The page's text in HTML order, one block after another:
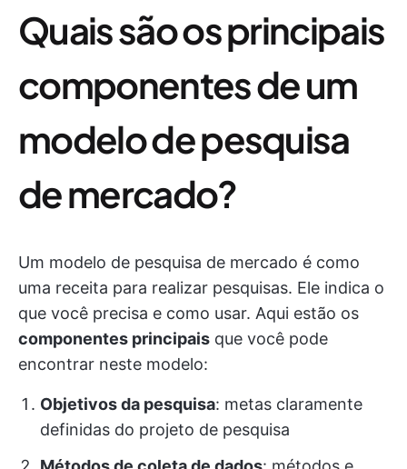
Quais são os principais
componentes de um
modelo de pesquisa
de mercado?
Um modelo de pesquisa de mercado é como
uma receita para realizar pesquisas. Ele indica o
que você precisa e como usar. Aqui estão os
componentes principais que você pode
encontrar neste modelo:
Objetivos da pesquisa: metas claramente
definidas do projeto de pesquisa